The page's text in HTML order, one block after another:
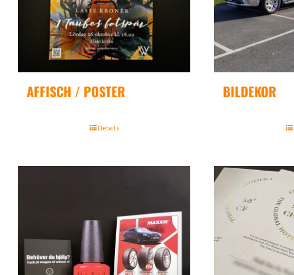
AFFISCH / POSTER
Details
BILDEKOR